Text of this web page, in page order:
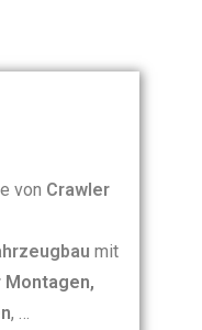
von Crawler
mit
Montagen,
, …